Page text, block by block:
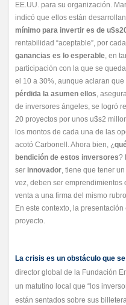
EE.UU. para su organización.
indicó que ellos están
mínimo para invertir es de
rentabilidad “aceptable”, por
ganancias es lo esperable, en
participación con la que se
el 10 a 30%, aunque aclaran
pérdida la asumen ellos,
de inversores ángeles, se logró
20 proyectos por unos u$s2
los montos de cada una de las
acotó Carbonell. Ahora bien, ¿
bendición de estos inversores?
ser innovador, tiene que tener un
vez, deben ser emprendimientos
venta a una firma del mismo
En este contexto, la
proyecto.
La crisis es un obstáculo que
director global de la Fundación
un matutino local que “los
están sentados sobre sus